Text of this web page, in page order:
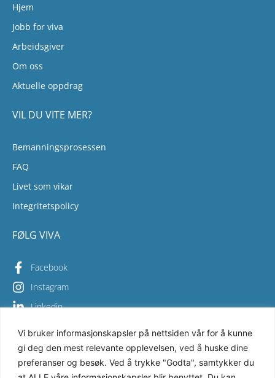
Vi bruker informasjonskapsler på nettsiden vår for å kunne
gi deg den mest relevante opplevelsen, ved å huske dine
preferanser og besøk. Ved å trykke "Godta", samtykker du
Hjem
Jobb for viva
Arbeidsgiver
Om oss
Aktuelle oppdrag
VIL DU VITE MER?
Bemanningsprosessen
FAQ
Livet som vikar
Integritetspolicy
FØLG VIVA
Facebook
Instagram
Linkedin
Copyright © 2026 Viva Bemanning – All Rights Reserved